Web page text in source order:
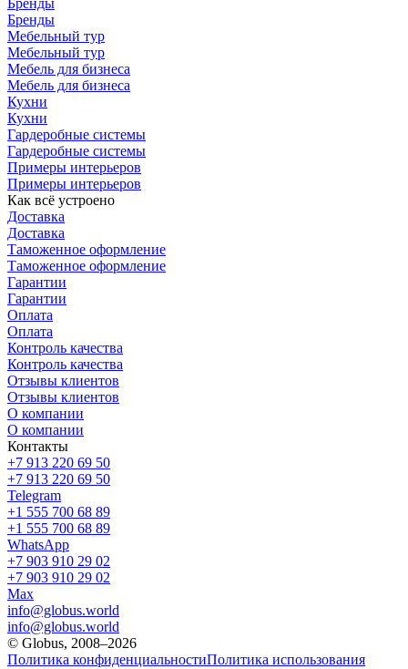
Бренды
Бренды
Мебельный тур
Мебельный тур
Мебель для бизнеса
Мебель для бизнеса
Кухни
Кухни
Гардеробные системы
Гардеробные системы
Примеры интерьеров
Примеры интерьеров
Как всё устроено
Доставка
Доставка
Таможенное оформление
Таможенное оформление
Гарантии
Гарантии
Оплата
Оплата
Контроль качества
Контроль качества
Отзывы клиентов
Отзывы клиентов
О компании
О компании
Контакты
+7 913 220 69 50
+7 913 220 69 50
Telegram
+1 555 700 68 89
+1 555 700 68 89
WhatsApp
+7 903 910 29 02
+7 903 910 29 02
Max
info@globus.world
info@globus.world
© Globus, 2008–2026
Политика конфиденциальностиПолитика использования